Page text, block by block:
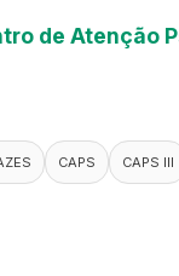
de Atenção
CAPS CAPS III